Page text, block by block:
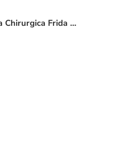
Cuffietta Chirurgica Frida Khalo verde